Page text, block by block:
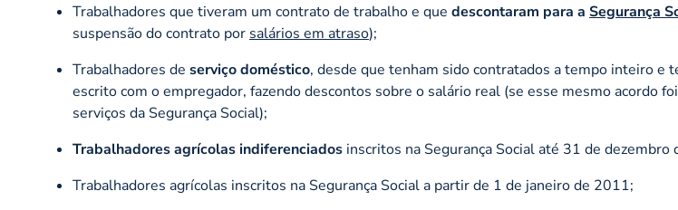
Trabalhadores que tiveram um contrato de trabalho e que descontaram para a Segurança
suspensão do contrato por salários em atraso);
Trabalhadores de serviço doméstico, desde que tenham sido contratados a tempo inteiro e
escrito com o empregador, fazendo descontos sobre o salário real (se esse mesmo acordo
serviços da Segurança Social);
Trabalhadores agrícolas indiferenciados inscritos na Segurança Social até 31 de dezembro
Trabalhadores agrícolas inscritos na Segurança Social a partir de 1 de janeiro de 2011;